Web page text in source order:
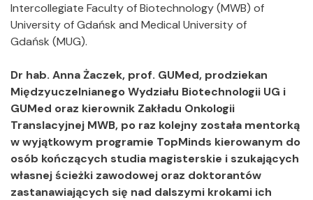
Intercollegiate Faculty of Biotechnology (MWB) of
University of Gdańsk and Medical University of
Gdańsk (MUG).
Dr hab. Anna Żaczek, prof. GUMed, prodziekan
Międzyuczelnianego Wydziału Biotechnologii UG i
GUMed oraz kierownik Zakładu Onkologii
Translacyjnej MWB, po raz kolejny została mentorką
w wyjątkowym programie TopMinds kierowanym do
osób kończących studia magisterskie i szukających
własnej ścieżki zawodowej oraz doktorantów
zastanawiających się nad dalszymi krokami ich